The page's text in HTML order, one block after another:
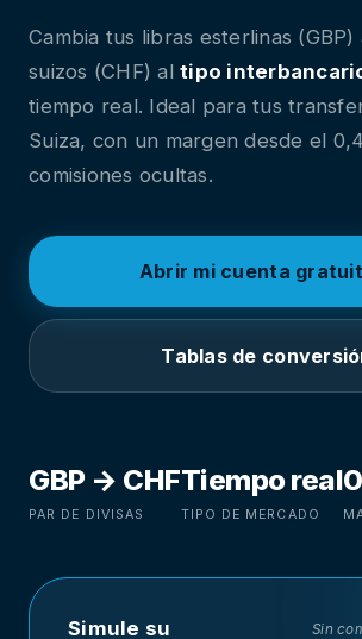
Cambia tus libras esterlinas (GBP)
suizos (CHF) altipo
tiempo real. Ideal para tus
Suiza, con un margen desde el
comisiones ocultas.
Abrir mi cuenta
Tablas de
GBP → CHF
PAR DE DIVISAS
Tiempo real
TIPO DE MERCADO
Simule su
Sin